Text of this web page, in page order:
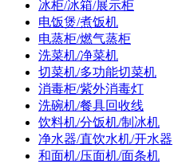
冰柜/冰箱/展示柜
电饭煲/煮饭机
电蒸柜/燃气蒸柜
洗菜机/净菜机
切菜机/多功能切菜机
消毒柜/紫外消毒灯
洗碗机/餐具回收线
饮料机/分饭机/制冰机
净水器/直饮水机/开水器
和面机/压面机/面条机